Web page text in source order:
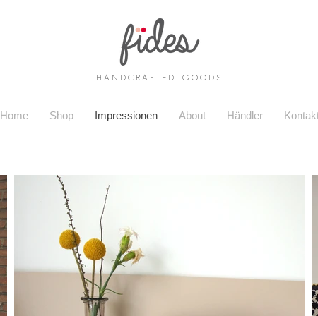
H A N D C R A F T E D G O O D S
Home Shop Impressionen About Händler